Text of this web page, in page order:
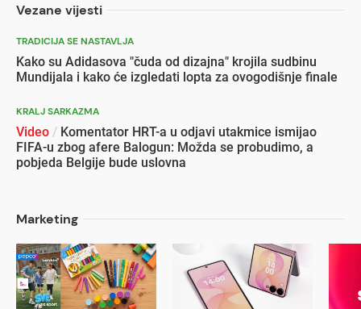
Vezane vijesti
TRADICIJA SE NASTAVLJA
Kako su Adidasova "čuda od dizajna" krojila sudbinu
Mundijala i kako će izgledati lopta za ovogodišnje finale
KRALJ SARKAZMA
Video / Komentator HRT-a u odjavi utakmice ismijao
FIFA-u zbog afere Balogun: Možda se probudimo, a
pobjeda Belgije bude uslovna
Marketing